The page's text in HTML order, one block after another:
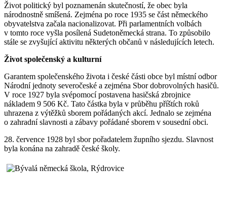
Život politický byl poznamenán skutečností, že obec byla
národnostně smíšená. Zejména po roce 1935 se část německého
obyvatelstva začala nacionalizovat. Při parlamentních volbách
v tomto roce vyšla posílená Sudetoněmecká strana. To způsobilo
stále se zvyšující aktivitu některých občanů v následujících letech.
Život společenský a kulturní
Garantem společenského života i české části obce byl místní odbor
Národní jednoty severočeské a zejména Sbor dobrovolných hasičů.
V roce 1927 byla svépomocí postavena hasičská zbrojnice
nákladem 9 506 Kč. Tato částka byla v průběhu příštích roků
uhrazena z výtěžků sborem pořádaných akcí. Jednalo se zejména
o zahradní slavnosti a zábavy pořádané sborem v sousední obci.
28. července 1928 byl sbor pořadatelem župního sjezdu. Slavnost
byla konána na zahradě české školy.